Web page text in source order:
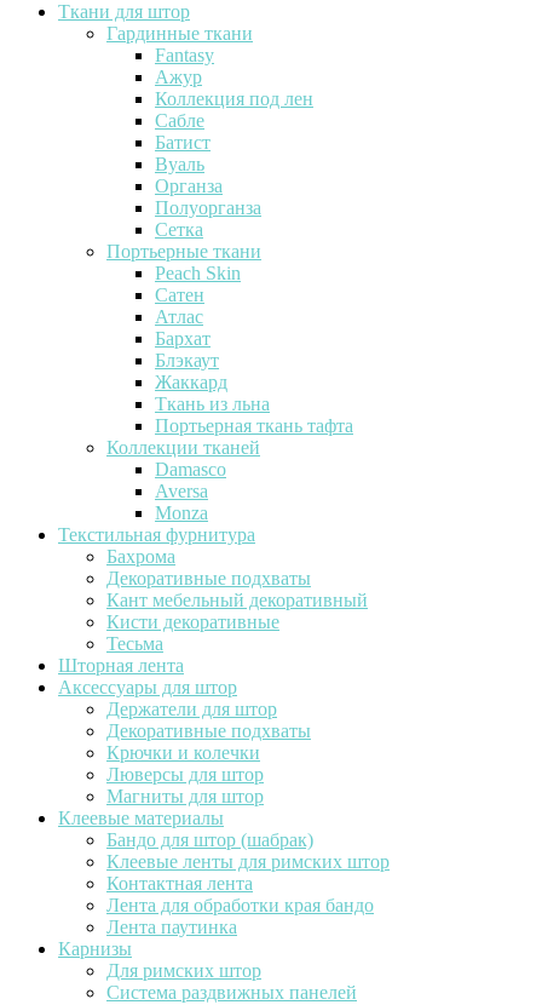
Ткани для штор
Гардинные ткани
Fantasy
Ажур
Коллекция под лен
Сабле
Батист
Вуаль
Органза
Полуорганза
Сетка
Портьерные ткани
Peach Skin
Сатен
Атлас
Бархат
Блэкаут
Жаккард
Ткань из льна
Портьерная ткань тафта
Коллекции тканей
Damasco
Aversa
Monza
Текстильная фурнитура
Бахрома
Декоративные подхваты
Кант мебельный декоративный
Кисти декоративные
Тесьма
Шторная лента
Аксессуары для штор
Держатели для штор
Декоративные подхваты
Крючки и колечки
Люверсы для штор
Магниты для штор
Клеевые материалы
Бандо для штор (шабрак)
Клеевые ленты для римских штор
Контактная лента
Лента для обработки края бандо
Лента паутинка
Карнизы
Для римских штор
Система раздвижных панелей